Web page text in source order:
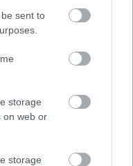
sent to
storage
on web or
storage